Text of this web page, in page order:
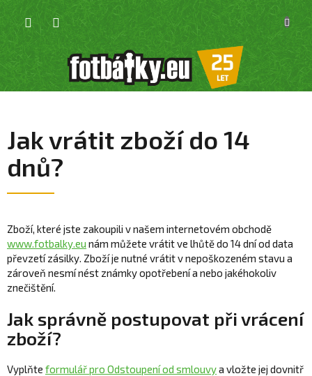
Přejít
obsah
KOŠÍK
Jak vrátit zboží do 14
dnů?
Zboží, které jste zakoupili v našem internetovém obchodě
www.fotbalky.eu nám můžete vrátit ve lhůtě do 14 dní od data
převzetí zásilky. Zboží je nutné vrátit v nepoškozeném stavu a
zároveň nesmí nést známky opotřebení a nebo jakéhokoliv
znečištění.
Jak správně postupovat při vrácení
zboží?
Vyplňte formulář pro Odstoupení od smlouvya vložte jej dovnitř